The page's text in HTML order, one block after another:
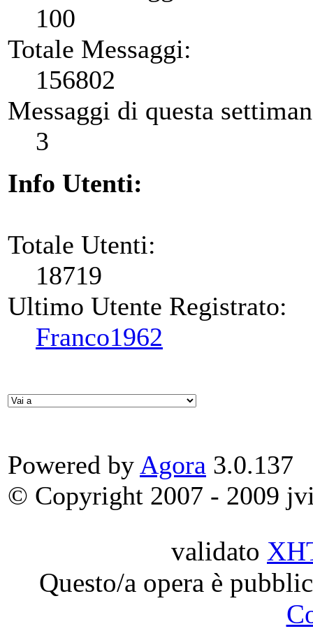
100
Totale Messaggi:
156802
Messaggi di questa
3
Info Utenti:
Totale Utenti:
18719
Ultimo Utente Registrato:
Franco1962
Powered by Agora 3.0.137
© Copyright 2007 - 2009
validato
Questo/a opera è